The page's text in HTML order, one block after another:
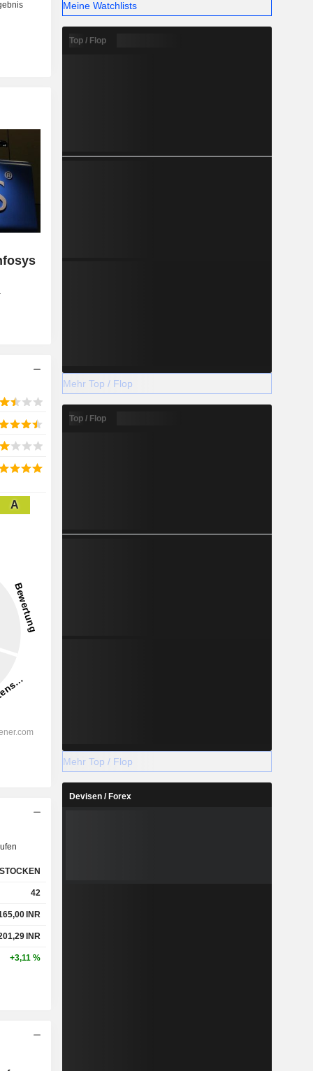
(3
A
42
INR
INR
+3,11 %
Meine Watchlists
Top / Flop
Mehr Top / Flop
Top / Flop
Mehr Top / Flop
Devisen / Forex